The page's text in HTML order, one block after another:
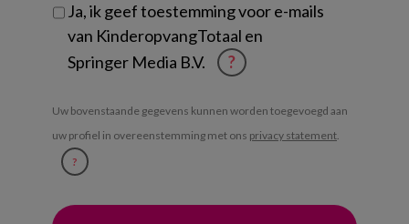
Ja, ik geef toestemming voor e-mails
van KinderopvangTotaal en
Springer Media B.V.
?
Uw bovenstaande gegevens kunnen worden toegevoegd aan
uw profiel in overeenstemming met ons privacy statement.
?